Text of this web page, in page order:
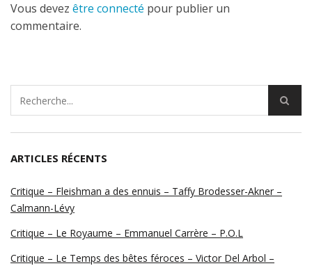
Vous devez être connecté pour publier un
commentaire.
ARTICLES RÉCENTS
Critique – Fleishman a des ennuis – Taffy Brodesser-Akner –
Calmann-Lévy
Critique – Le Royaume – Emmanuel Carrère – P.O.L
Critique – Le Temps des bêtes féroces – Victor Del Arbol –